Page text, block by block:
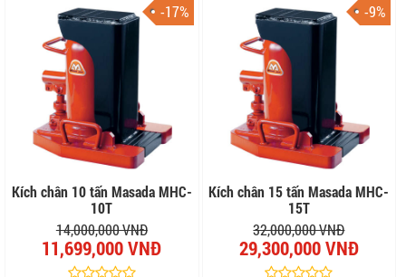
-17%
Kích chân 10 tấn Masada MHC-
10T
14,000,000 VNĐ
11,699,000 VNĐ
-9%
Kích chân 15 tấn Masada MHC-
15T
32,000,000 VNĐ
29,300,000 VNĐ